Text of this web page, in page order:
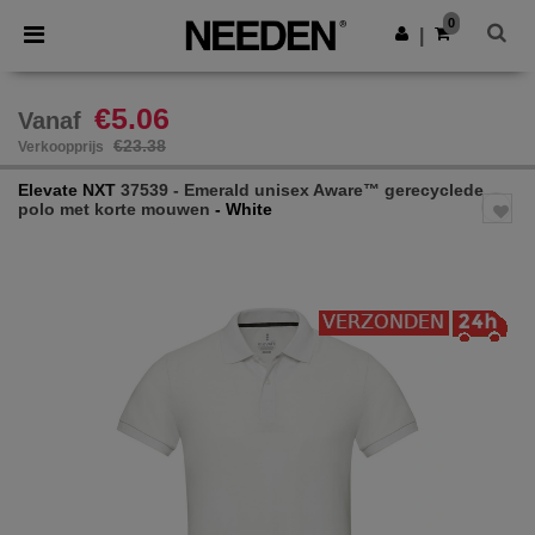
× Needen-app
Betere prijzen in de app!
Download app
0
Vanaf €5.06
Verkoopprijs €23.38
Elevate NXT 37539 - Emerald unisex Aware™ gerecyclede
polo met korte mouwen - White